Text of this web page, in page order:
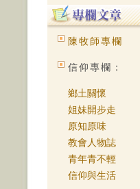
陳牧師專欄
信仰專欄：
鄉土關懷
姐妹開步走
原知原味
教會人物誌
青年青不輕
信仰與生活